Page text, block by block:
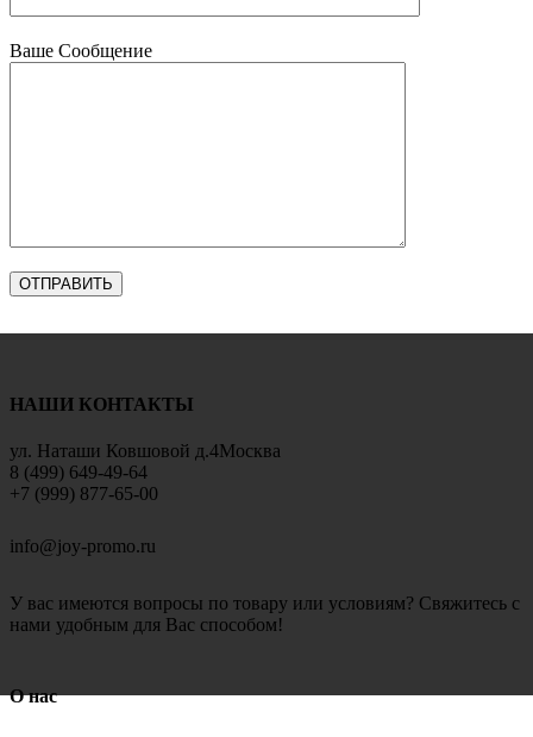
Ваше Сообщение
НАШИ КОНТАКТЫ
ул. Наташи Ковшовой д.4Москва
8 (499) 649-49-64
+7 (999) 877-65-00
info@joy-promo.ru
У вас имеются вопросы по товару или условиям? Свяжитесь с
нами удобным для Вас способом!
О нас